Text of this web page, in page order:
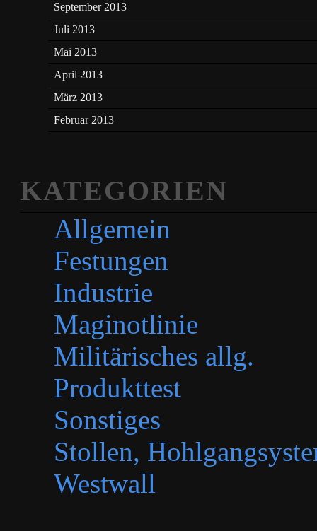
September 2013
Juli 2013
Mai 2013
April 2013
März 2013
Februar 2013
KATEGORIEN
Allgemein
Festungen
Industrie
Maginotlinie
Militärisches allg.
Produkttest
Sonstiges
Stollen,
Westwall